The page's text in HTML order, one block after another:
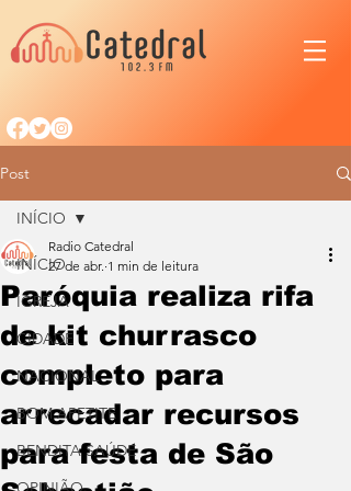
Post
INÍCIO
IGREJA
CIDADE
NACIONAL
BOM APETITE
BENDITA SAÚDE
INÍCIO
Paróquia realiza rifa
de kit churrasco
completo para
arrecadar recursos
para festa de São
Radio Catedral
27 de abr. 1 min de leitura